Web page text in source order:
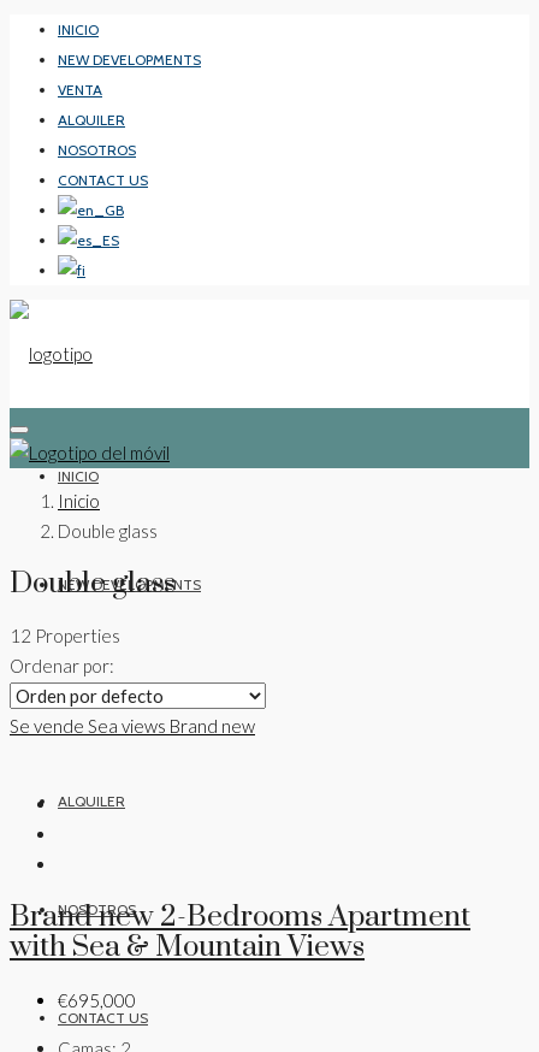
INICIO
NEW DEVELOPMENTS
VENTA
ALQUILER
NOSOTROS
CONTACT US
INICIO
NEW DEVELOPMENTS
VENTA
ALQUILER
NOSOTROS
CONTACT US
Inicio
Double glass
Double glass
12 Properties
Ordenar por:
Se vende Sea views Brand new
Brand new 2-Bedrooms Apartment
with Sea & Mountain Views
€695,000